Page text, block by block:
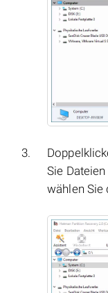
Sie
wählen Sie